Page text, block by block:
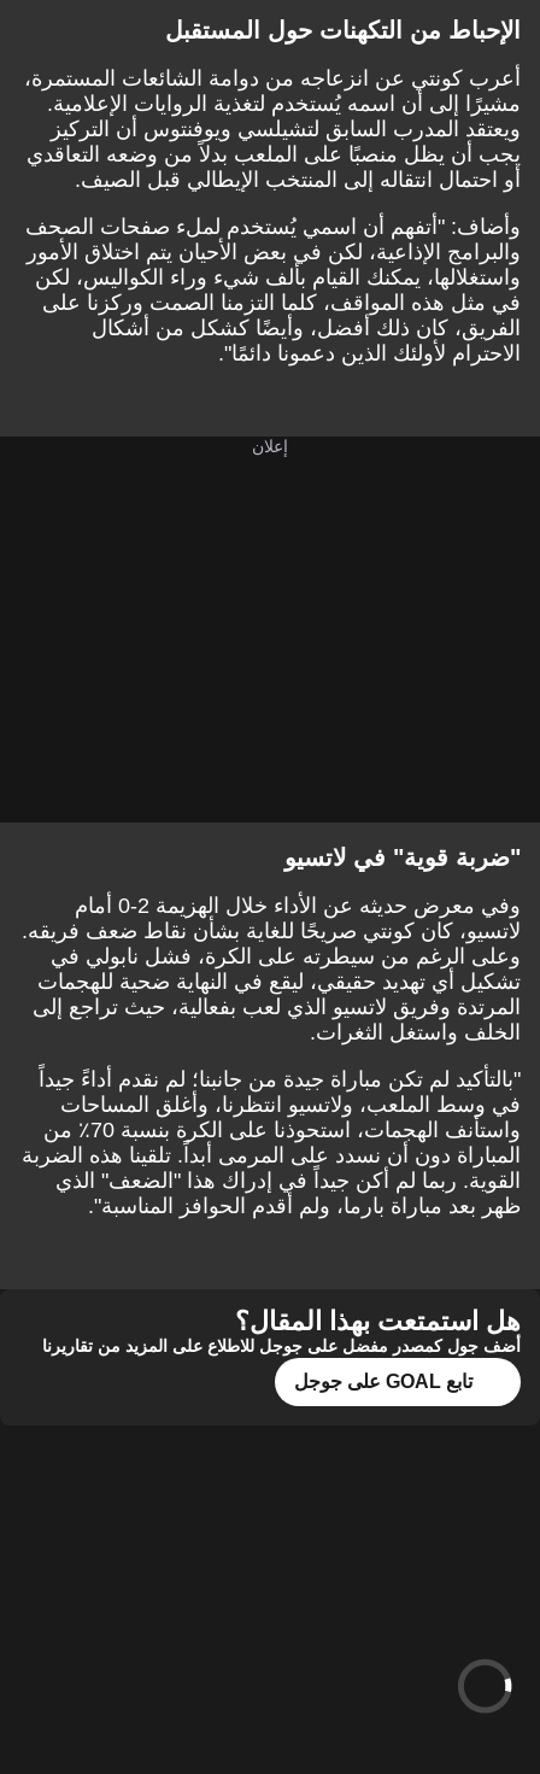
من التكهنات حول المستقبل
كونتي عن انزعاجه من دوامة الشائعات المستمرة،
إلى أن اسمه يُستخدم لتغذية الروايات الإعلامية.
المدرب السابق لتشيلسي ويوفنتوس أن التركيز
يظل منصبًا على الملعب بدلاً من وضعه التعاقدي
انتقاله إلى المنتخب الإيطالي قبل الصيف.
"أتفهم أن اسمي يُستخدم لملء صفحات الصحف
الإذاعية، لكن في بعض الأحيان يتم اختلاق الأمور
يمكنك القيام بألف شيء وراء الكواليس، لكن
هذه المواقف، كلما التزمنا الصمت وركزنا على
كان ذلك أفضل، وأيضًا كشكل من أشكال
لأولئك الذين دعمونا دائمًا".
قوية" في لاتسيو
وفي معرض حديثه عن الأداء خلال الهزيمة 2-0 أمام
كان كونتي صريحًا للغاية بشأن نقاط ضعف فريقه.
الرغم من سيطرته على الكرة، فشل نابولي في
أي تهديد حقيقي، ليقع في النهاية ضحية للهجمات
وفريق لاتسيو الذي لعب بفعالية، حيث تراجع إلى
واستغل الثغرات.
لم تكن مباراة جيدة من جانبنا؛ لم نقدم أداءً جيداً
الملعب، ولاتسيو انتظرنا، وأغلق المساحات
واستأنف الهجمات، استحوذنا على الكرة بنسبة 70٪ من
دون أن نسدد على المرمى أبداً. تلقينا هذه الضربة
ربما لم أكن جيداً في إدراك هذا "الضعف" الذي
مباراة بارما، ولم أقدم الحوافز المناسبة".
بهذا المقال؟
كمصدر مفضل على جوجل للاطلاع على المزيد من تقاريرنا
تابع GOAL على جوجل